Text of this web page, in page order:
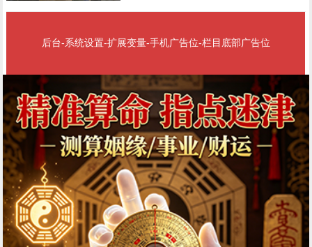
后台-系统设置-扩展变量-手机广告位-栏目底部广告位